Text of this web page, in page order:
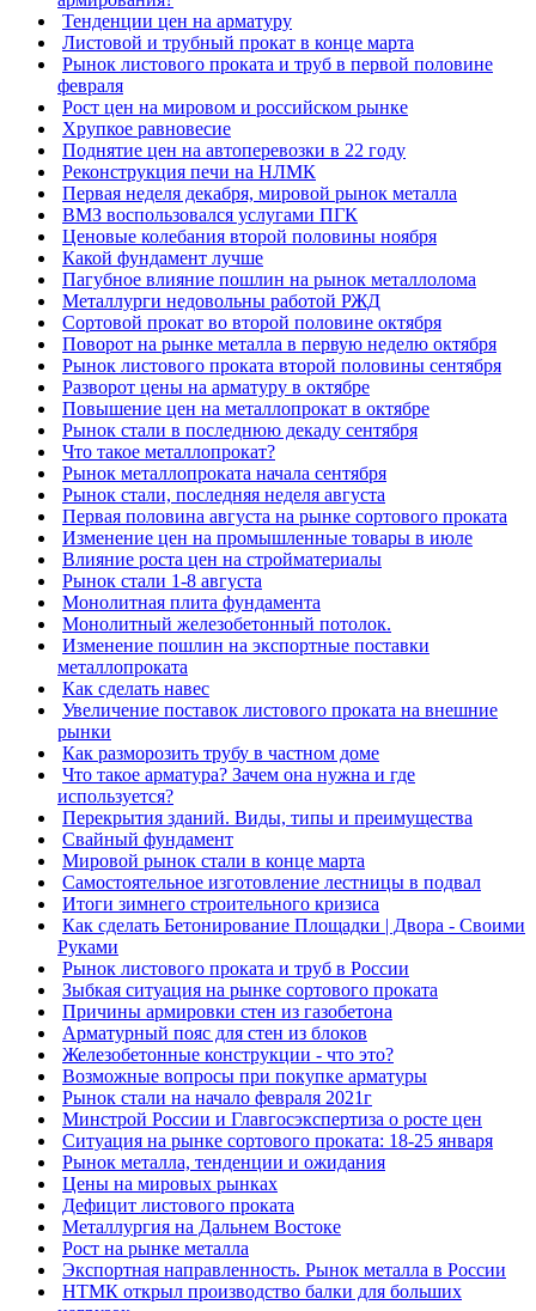
Тенденции цен на арматуру
Листовой и трубный прокат в конце марта
Рынок листового проката и труб в первой половине
февраля
Рост цен на мировом и российском рынке
Хрупкое равновесие
Поднятие цен на автоперевозки в 22 году
Реконструкция печи на НЛМК
Первая неделя декабря, мировой рынок металла
ВМЗ воспользовался услугами ПГК
Ценовые колебания второй половины ноября
Какой фундамент лучше
Пагубное влияние пошлин на рынок металлолома
Металлурги недовольны работой РЖД
Сортовой прокат во второй половине октября
Поворот на рынке металла в первую неделю октября
Рынок листового проката второй половины сентября
Разворот цены на арматуру в октябре
Повышение цен на металлопрокат в октябре
Рынок стали в последнюю декаду сентября
Что такое металлопрокат?
Рынок металлопроката начала сентября
Рынок стали, последняя неделя августа
Первая половина августа на рынке сортового проката
Изменение цен на промышленные товары в июле
Влияние роста цен на стройматериалы
Рынок стали 1-8 августа
Монолитная плита фундамента
Монолитный железобетонный потолок.
Изменение пошлин на экспортные поставки
металлопроката
Как сделать навес
Увеличение поставок листового проката на внешние
рынки
Как разморозить трубу в частном доме
Что такое арматура? Зачем она нужна и где
используется?
Перекрытия зданий. Виды, типы и преимущества
Свайный фундамент
Мировой рынок стали в конце марта
Самостоятельное изготовление лестницы в подвал
Итоги зимнего строительного кризиса
Как сделать Бетонирование Площадки | Двора - Своими
Руками
Рынок листового проката и труб в России
Зыбкая ситуация на рынке сортового проката
Причины армировки стен из газобетона
Арматурный пояс для стен из блоков
Железобетонные конструкции - что это?
Возможные вопросы при покупке арматуры
Рынок стали на начало февраля 2021г
Минстрой России и Главгосэкспертиза о росте цен
Ситуация на рынке сортового проката: 18-25 января
Рынок металла, тенденции и ожидания
Цены на мировых рынках
Дефицит листового проката
Металлургия на Дальнем Востоке
Рост на рынке металла
Экспортная направленность. Рынок металла в России
НТМК открыл производство балки для больших